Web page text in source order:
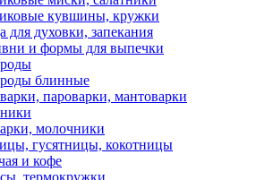
кувшины, кружки
для духовки, запекания
и формы для выпечки
блинные
пароварки, мантоварки
молочники
гусятницы, кокотницы
и кофе
термокружки